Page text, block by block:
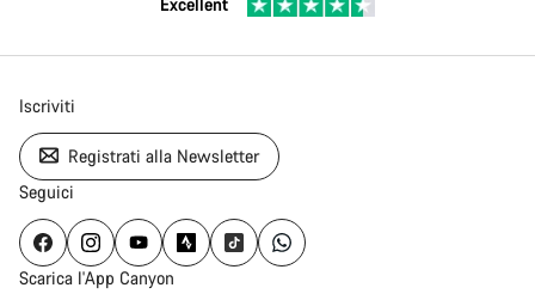
Iscriviti
Registrati alla Newsletter
Seguici
Scarica l'App Canyon